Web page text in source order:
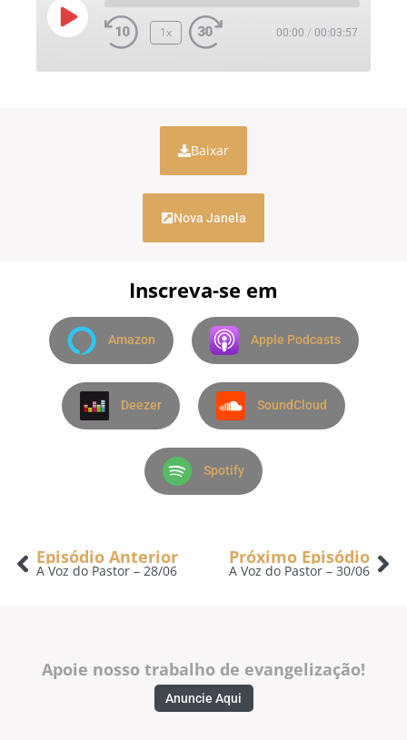
1x 00:00 / 00:03:57
Baixar
Nova Janela
Inscreva-se em
Amazon Apple Podcasts
Deezer SoundCloud
Spotify
Episódio Anterior
A Voz do Pastor – 28/06
Próximo Episódio
A Voz do Pastor – 30/06
Apoie nosso trabalho de evangelização!
Anuncie Aqui